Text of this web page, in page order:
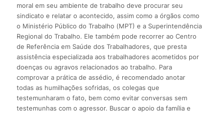
moral em seu ambiente de trabalho deve procurar seu
sindicato e relatar o acontecido, assim como a órgãos como
o Ministério Público do Trabalho (MPT) e a Superintendência
Regional do Trabalho. Ele também pode recorrer ao Centro
de Referência em Saúde dos Trabalhadores, que presta
assistência especializada aos trabalhadores acometidos por
doenças ou agravos relacionados ao trabalho. Para
comprovar a prática de assédio, é recomendado anotar
todas as humilhações sofridas, os colegas que
testemunharam o fato, bem como evitar conversas sem
testemunhas com o agressor. Buscar o apoio da família e